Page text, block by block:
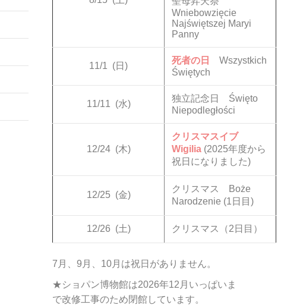
Wniebowzięcie
Najświętszej Maryi
Panny
11/1 (日)
死者の日
Wszystkich
Świętych
11/11 (水)
独立記念日 Święto
Niepodległości
12/24 (木)
クリスマスイブ
Wigilia (2025年度から
祝日になりました)
12/25 (金)
クリスマス Boże
Narodzenie (1日目)
12/26 (土) クリスマス（2日目）
7月、9月、10月は祝日がありません。
★ショパン博物館は2026年12月いっぱいま
で改修工事のため閉館しています。